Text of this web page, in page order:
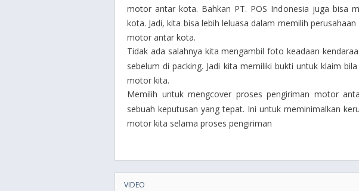
motor antar kota. Bahkan PT. POS Indonesia juga bisa
kota. Jadi, kita bisa lebih leluasa dalam memilih
motor antar kota.
Tidak ada salahnya kita mengambil foto keadaan
sebelum di packing. Jadi kita memiliki bukti untuk klaim
motor kita.
Memilih untuk mengcover proses pengiriman motor
sebuah keputusan yang tepat. Ini untuk meminimalkan
motor kita selama proses pengiriman
VIDEO